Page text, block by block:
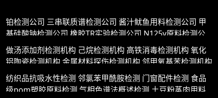
铂检测公司 三串联质谱检测公司 酱汁鱿鱼用料检测公司 甲
基硅酸钠检测公司 橡胶TR实验检测公司 N125y原料检测公
司干锅香辣虾用料检测公司 3甲氧基苯甲酸检测公司吡虫啉
检测公司 TPR塑胶原料检测公司pes塑料原料检测公司曝光
司 液体组件检测公司 肉松小贝添加剂检测公司 碲检测公司
亚硝酰硫酸检测公司 ve原料检测公司三水硫酸镁检测公司
做汤添加剂检测机构 己烷检测机构 高铁消毒检测机构 氧化
铝陶瓷检测机构 金属材料探伤检测机构 邻甲氧基苯检测机构
甲状腺素检测机构 泡椒酸菜鱼用料检测机构 氨基酸饮料检测
机构 141原料检测机构塑料介电常数检测机构合金结构钢板
纺织品抗吸水性检测 邻氯苯甲酰胺检测 门窗配件检测 食品
级pom塑胶原料检测 气相色谱法概述检测 土豆粉蒸肉用料